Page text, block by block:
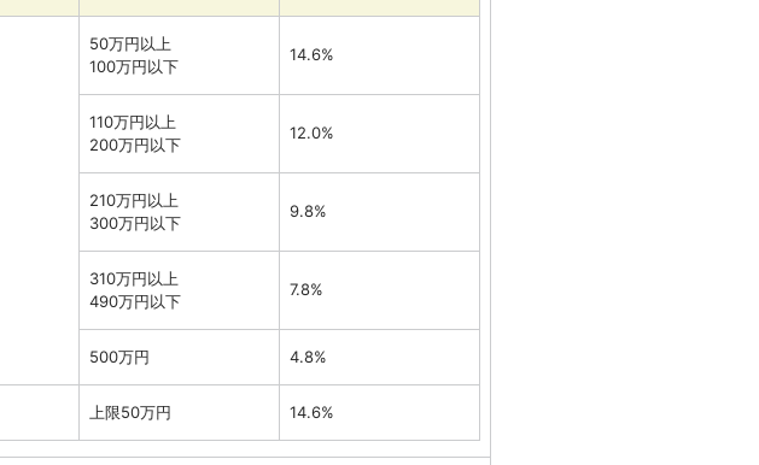
50万円以上
100万円以下
14.6%
110万円以上
200万円以下
12.0%
210万円以上
300万円以下
9.8%
310万円以上
490万円以下
7.8%
500万円 4.8%
上限50万円 14.6%